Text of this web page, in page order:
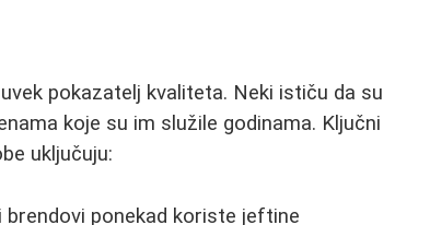
pokazatelj kvaliteta. Neki ističu da su
koje su im služile godinama. Ključni
uključuju:
ponekad koriste jeftine